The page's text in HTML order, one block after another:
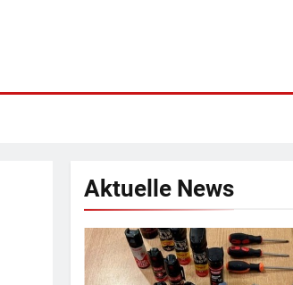
Aktuelle News